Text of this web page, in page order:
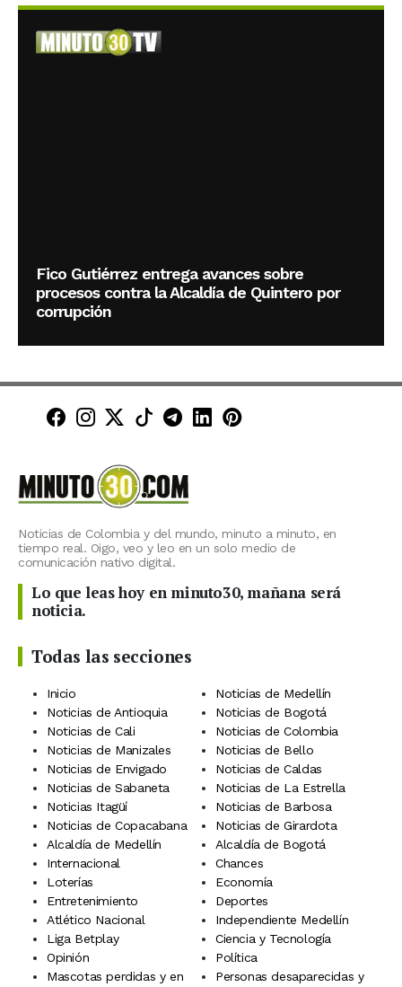
Fico Gutiérrez entrega avances sobre
procesos contra la Alcaldía de Quintero por
corrupción
Minuto30 en Facebook
Minuto30 en Instagram
Minuto30 en X (Twitter)
Minuto30 en TikTok
Canal de Minuto30 en
Minuto30 en LinkedIn
Minuto30 en
Noticias de Colombia y del mundo, minuto a minuto, en
tiempo real. Oigo, veo y leo en un solo medio de
comunicación nativo digital.
Lo que leas hoy en minuto30, mañana será
noticia.
Todas las secciones
Inicio
Noticias de Medellín
Noticias de Antioquia
Noticias de Bogotá
Noticias de Cali
Noticias de Colombia
Noticias de Manizales
Noticias de Bello
Noticias de Envigado
Noticias de Caldas
Noticias de Sabaneta
Noticias de La Estrella
Noticias Itagüí
Noticias de Barbosa
Noticias de Copacabana
Noticias de Girardota
Alcaldía de Medellín
Alcaldía de Bogotá
Internacional
Chances
Loterías
Economía
Entretenimiento
Deportes
Atlético Nacional
Independiente Medellín
Liga Betplay
Ciencia y Tecnología
Opinión
Política
Mascotas perdidas y en
Personas desaparecidas y